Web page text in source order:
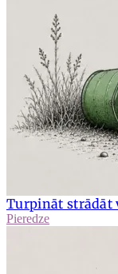
Turpināt strādāt
Pieredze